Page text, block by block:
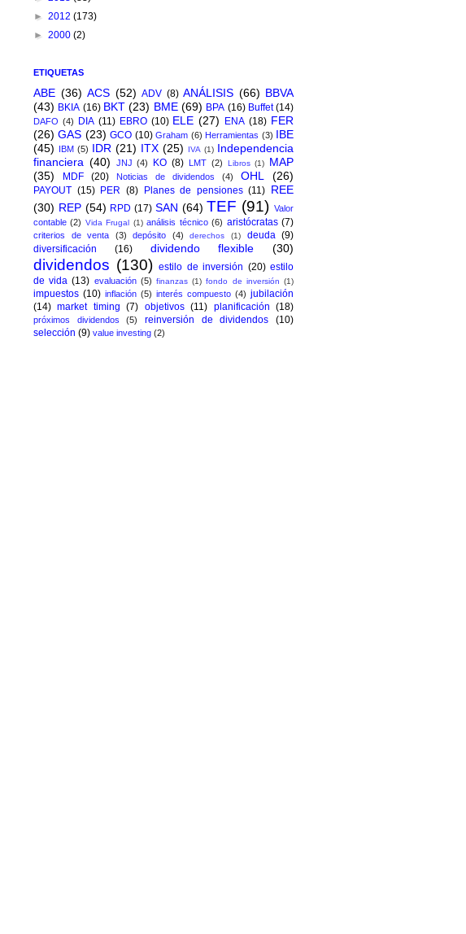
► 2012 (173)
► 2000 (2)
ETIQUETAS
ABE (36) ACS (52) ADV (8) ANÁLISIS (66) BBVA
(43) BKIA (16) BKT (23) BME (69) BPA (16) Buffet (14)
DAFO (4) DIA (11) EBRO (10) ELE (27) ENA (18) FER
(26) GAS (23) GCO (10) Graham (6) Herramientas (3) IBE
(45) IBM (5) IDR (21) ITX (25) IVA (1) Independencia
financiera (40) JNJ (4) KO (8) LMT (2) Libros (1)
MAP
(35)
MDF (20) Noticias de dividendos (4) OHL (26)
PAYOUT (15) PER (8) Planes de pensiones (11) REE
(30) REP (54) RPD (17) SAN (64) TEF (91) Valor
contable (2) Vida Frugal (1) análisis técnico (6) aristócratas (7)
criterios de venta (3) depósito (4) derechos (1) deuda (9)
diversificación
(16) dividendo flexible (30)
dividendos (130) estilo de inversión (20) estilo
de vida (13) evaluación (5) finanzas (1) fondo de inversión (1)
impuestos (10) inflación (5) interés compuesto (4) jubilación
(14) market timing (7) objetivos (11) planificación (18)
próximos dividendos (5) reinversión de dividendos
(10)
selección (9) value investing (2)